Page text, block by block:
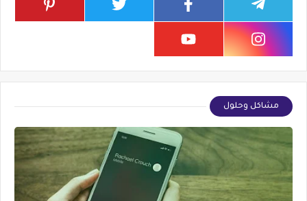
مشاكل وحلول